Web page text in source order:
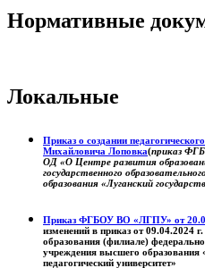
Нормативные
Локальные
Приказ о создании
Михайловича Лоповка(приказ
ОД «О Центре развития
государственного
образования «Луганский
Приказ ФГБОУ ВО «ЛГПУ» от
изменений в приказ от 09.04.2024
образования (филиале)
учреждения высшего образования
педагогический университет»